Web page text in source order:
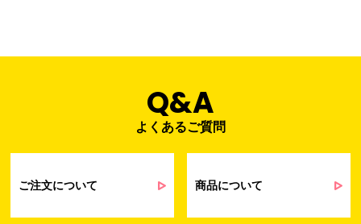
正当な事業遂行の範囲内で利用いたします。
個人情報の利用目的
当社通信販売における受発注業務のため
るアンケート等の収集・分析・統計のため
せ業務に関するお取引先様との業務連絡や
Q&A
よくあるご質問
ご注文について 商品について